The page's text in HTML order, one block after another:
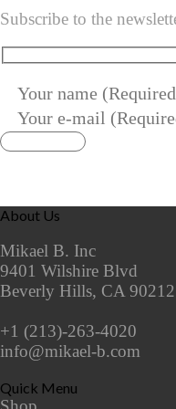
Subscribe to the
About Us
Mikael B. Inc
9401 Wilshire Blvd
Beverly Hills, CA 90212
+1 (213)-263-4020
info@mikael-b.com
Quick Menu